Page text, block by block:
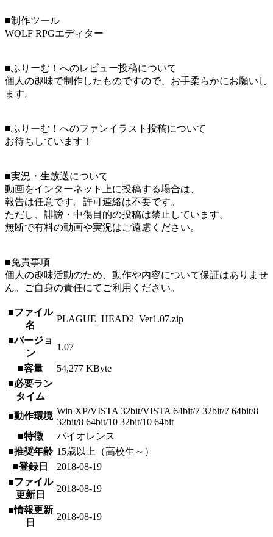
■制作ツール
WOLF RPGエディター
■ふりーむ！へのレビュー投稿について
個人の趣味で制作したものですので、お手柔らかにお願いし
ます。
■ふりーむ！へのファンイラスト投稿について
お待ちしています！
■実況・生放送について
動画をインターネット上に投稿する場合は、
報告は任意です。許可連絡は不要です。
ただし、誹謗・中傷目的の投稿は禁止しています。
無断で有料の動画や実況はご遠慮ください。
■免責事項
個人の趣味活動のため、動作や内容について保証はありませ
ん。ご自身の責任にてご利用ください。
■ファイル
名
PLAGUE_HEAD2_Ver1.07.zip
■バージョ
ン
1.07
■容量
54,277 KByte
■必要ラン
タイム
■動作環境 Win XP/VISTA 32bit/VISTA 64bit/7 32bit/7 64bit/8
32bit/8 64bit/10 32bit/10 64bit
■特徴
バイオレンス
■推奨年齢 15歳以上（高校生～）
■登録日
2018-08-19
■ファイル
更新日
2018-08-19
■情報更新
日
2018-08-19